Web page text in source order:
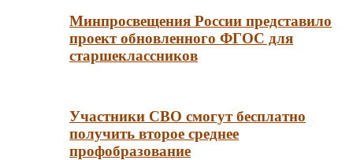
Минпросвещения России представило
проект обновленного ФГОС для
старшеклассников
Участники СВО смогут бесплатно
получить второе среднее
профобразование